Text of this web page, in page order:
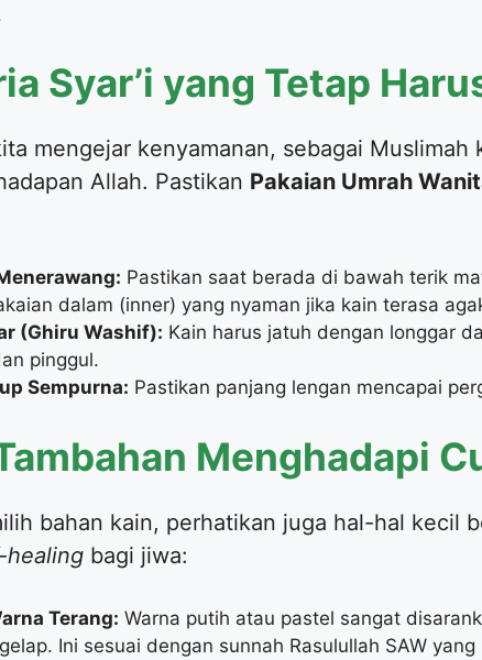
Syar’i yang Tetap
mengejar kenyamanan, sebagai
Allah. Pastikan Pakaian Umrah
Pastikan saat berada di bawah terik
dalam (inner) yang nyaman jika kain terasa
(Ghiru Washif): Kain harus jatuh dengan longgar
pinggul.
Sempurna: Pastikan panjang lengan mencapai
Menghadapi
bahan kain, perhatikan juga hal-hal kecil
healing bagi jiwa:
Terang: Warna putih atau pastel sangat
Ini sesuai dengan sunnah Rasulullah SAW